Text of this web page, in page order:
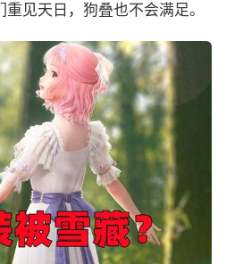
见天日，狗叠也不会满足。